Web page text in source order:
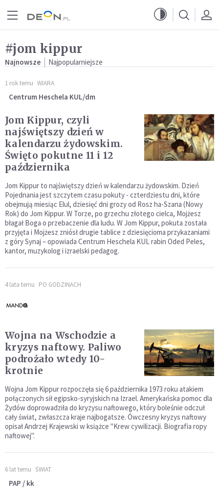
#jom kippur
Najnowsze Najpopularniejsze
1 rok temu WIARA
Centrum Heschela KUL/dm
Jom Kippur, czyli
najświętszy dzień w
kalendarzu żydowskim.
Święto pokutne 11 i 12
października
Jom Kippur to najświętszy dzień w kalendarzu żydowskim. Dzień
Pojednania jest szczytem czasu pokuty - czterdziestu dni, które
obejmują miesiąc Elul, dziesięć dni grozy od Rosz ha-Szana (Nowy
Rok) do Jom Kippur. W Torze, po grzechu złotego cielca, Mojżesz
błagał Boga o przebaczenie dla ludu. W Jom Kippur, pokuta została
przyjęta i Mojżesz zniósł drugie tablice z dziesięcioma przykazaniami
z góry Synaj – opowiada Centrum Heschela KUL rabin Oded Peles,
kantor, muzykolog i izraelski pedagog.
4 lata temu PO GODZINACH
Wojna na Wschodzie a
kryzys naftowy. Paliwo
podrożało wtedy 10-
krotnie
Wojna Jom Kippur rozpoczęła się 6 października 1973 roku atakiem
połączonych sił egipsko-syryjskich na Izrael. Amerykańska pomoc dla
Żydów doprowadziła do kryzysu naftowego, który boleśnie odczuł
cały świat, zwłaszcza kraje najbogatsze. Ówczesny kryzys naftowy
opisał Andrzej Krajewski w książce "Krew cywilizacji. Biografia ropy
naftowej".
6 lat temu ŚWIAT
PAP / kk